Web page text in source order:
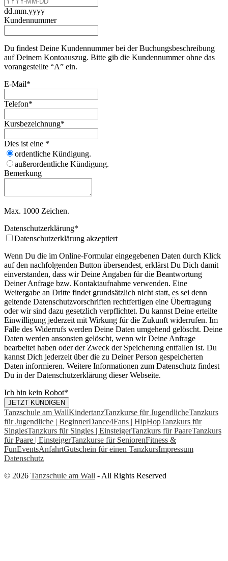
dd.mm.yyyy
Kundennummer
Du findest Deine Kundennummer bei der Buchungsbeschreibung
auf Deinem Kontoauszug. Bitte gib die Kundennummer ohne das
vorangestellte “A” ein.
E-Mail*
Telefon*
Kursbezeichnung*
Dies ist eine *
ordentliche Kündigung.
außerordentliche Kündigung.
Bemerkung
Max. 1000 Zeichen.
Datenschutzerklärung*
Datenschutzerklärung akzeptiert
Wenn Du die im Online-Formular eingegebenen Daten durch Klick
auf den nachfolgenden Button übersendest, erklärst Du Dich damit
einverstanden, dass wir Deine Angaben für die Beantwortung
Deiner Anfrage bzw. Kontaktaufnahme verwenden. Eine
Weitergabe an Dritte findet grundsätzlich nicht statt, es sei denn
geltende Datenschutzvorschriften rechtfertigen eine Übertragung
oder wir sind dazu gesetzlich verpflichtet. Du kannst Deine erteilte
Einwilligung jederzeit mit Wirkung für die Zukunft widerrufen. Im
Falle des Widerrufs werden Deine Daten umgehend gelöscht. Deine
Daten werden ansonsten gelöscht, wenn wir Deine Anfrage
bearbeitet haben oder der Zweck der Speicherung entfallen ist. Du
kannst Dich jederzeit über die zu Deiner Person gespeicherten
Daten informieren. Weitere Informationen zum Datenschutz findest
Du in der Datenschutzerklärung dieser Webseite.
Ich bin kein Robot*
JETZT KÜNDIGEN
Tanzschule am WallKindertanzTanzkurse für JugendlicheTanzkurs
für Jugendliche | BeginnerDance4Fans | HipHopTanzkurs für
SinglesTanzkurs für Singles | EinsteigerTanzkurs für PaareTanzkurs
für Paare | EinsteigerTanzkurse für SeniorenFitness &
FunEventsAnfahrtGutschein für einen TanzkursImpressum
Datenschutz
© 2026 Tanzschule am Wall - All Rights Reserved